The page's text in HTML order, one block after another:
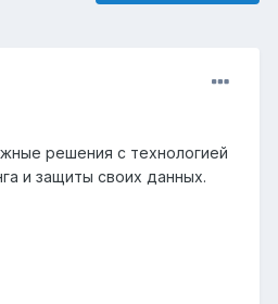
решения с технологией
и защиты своих данных.